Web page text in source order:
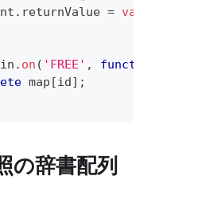
. returnValue = valueToMeta
. on ( 'FREE' , function
map [id] ;
の辞書配列